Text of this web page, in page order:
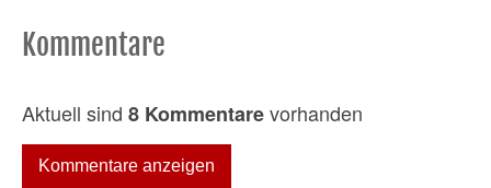
Kommentare
Aktuell sind 8 Kommentarevorhanden
Kommentare anzeigen